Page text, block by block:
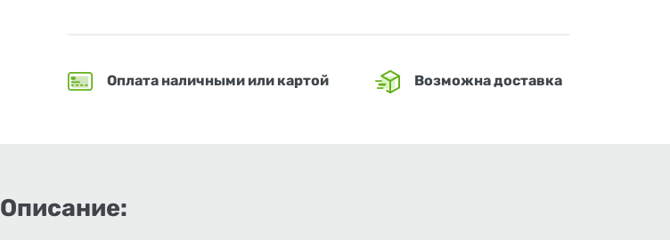
Оплата наличными или картой Возможна доставка
Описание: